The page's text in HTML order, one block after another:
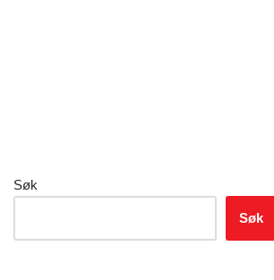
Søk
Søk